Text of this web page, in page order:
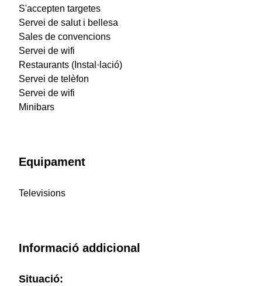
S'accepten targetes
Servei de salut i bellesa
Sales de convencions
Servei de wifi
Restaurants (Instal·lació)
Servei de telèfon
Servei de wifi
Minibars
Equipament
Televisions
Informació addicional
Situació: